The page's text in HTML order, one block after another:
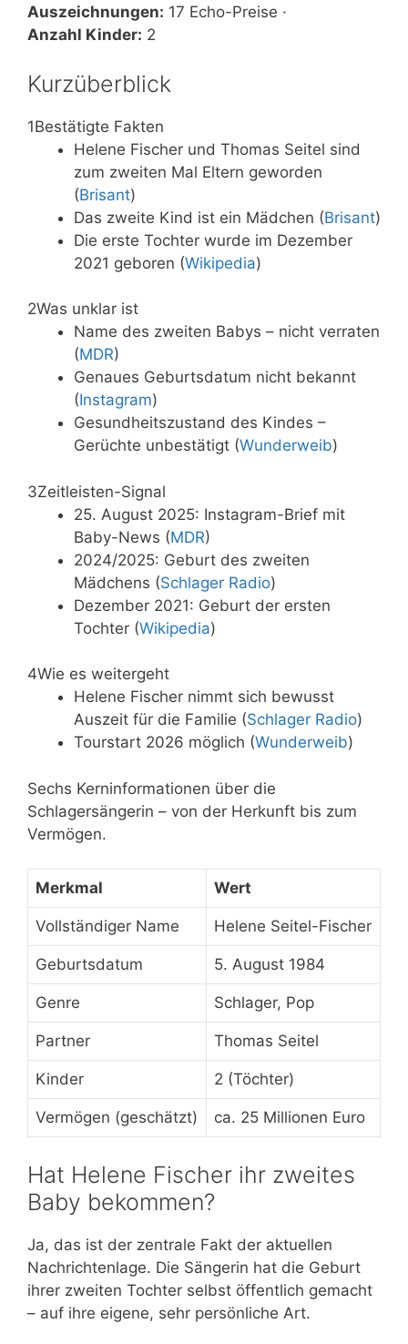
Auszeichnungen: 17 Echo-Preise ·
Anzahl Kinder: 2
Kurzüberblick
1Bestätigte Fakten
Helene Fischer und Thomas Seitel sind
zum zweiten Mal Eltern geworden
(Brisant)
Das zweite Kind ist ein Mädchen (Brisant)
Die erste Tochter wurde im Dezember
2021 geboren (Wikipedia)
2Was unklar ist
Name des zweiten Babys – nicht verraten
(MDR)
Genaues Geburtsdatum nicht bekannt
(Instagram)
Gesundheitszustand des Kindes –
Gerüchte unbestätigt (Wunderweib)
3Zeitleisten-Signal
25. August 2025: Instagram-Brief mit
Baby-News (MDR)
2024/2025: Geburt des zweiten
Mädchens (Schlager Radio)
Dezember 2021: Geburt der ersten
Tochter (Wikipedia)
4Wie es weitergeht
Helene Fischer nimmt sich bewusst
Auszeit für die Familie (Schlager Radio)
Tourstart 2026 möglich (Wunderweib)
Sechs Kerninformationen über die
Schlagersängerin – von der Herkunft bis zum
Vermögen.
Merkmal Wert
Vollständiger Name Helene Seitel-Fischer
Geburtsdatum 5. August 1984
Genre Schlager, Pop
Partner Thomas Seitel
Kinder 2 (Töchter)
Vermögen (geschätzt) ca. 25 Millionen Euro
Hat Helene Fischer ihr zweites
Baby bekommen?
Ja, das ist der zentrale Fakt der aktuellen
Nachrichtenlage. Die Sängerin hat die Geburt
ihrer zweiten Tochter selbst öffentlich gemacht
– auf ihre eigene, sehr persönliche Art.